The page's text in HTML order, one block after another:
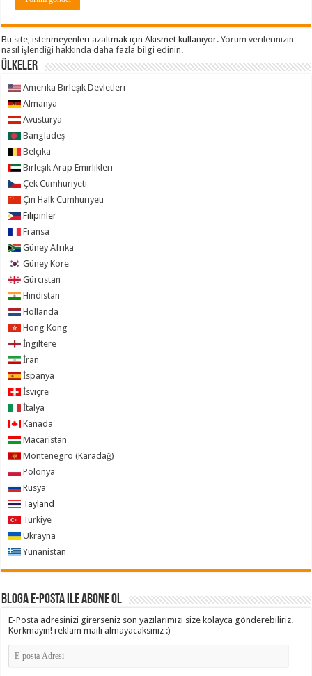
Bu site, istenmeyenleri azaltmak için Akismet kullanıyor.Yorum verilerinizin
nasıl işlendiği hakkında daha fazla bilgi edinin.
ÜLKELER
Amerika Birleşik Devletleri
Almanya
Avusturya
Bangladeş
Belçika
Birleşik Arap Emirlikleri
Çek Cumhuriyeti
Çin Halk Cumhuriyeti
Filipinler
Fransa
Güney Afrika
Güney Kore
Gürcistan
Hindistan
Hollanda
Hong Kong
İngiltere
İran
İspanya
İsviçre
İtalya
Kanada
Macaristan
Montenegro (Karadağ)
Polonya
Rusya
Tayland
Türkiye
Ukrayna
Yunanistan
Bloga e-posta ile abone ol
E-Posta adresinizi girerseniz son yazılarımızı size kolayca gönderebiliriz.
Korkmayın! reklam maili almayacaksınız :)
E-
posta
Adresi